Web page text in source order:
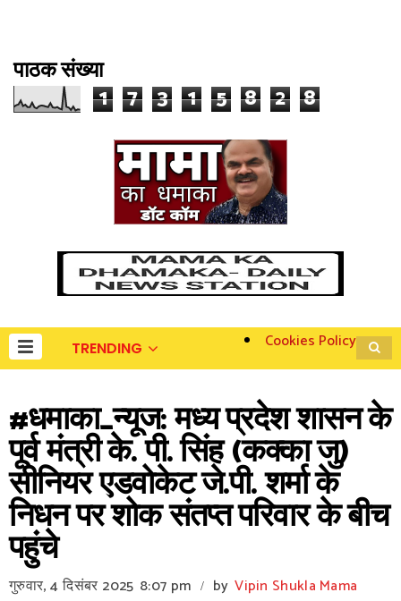
पाठक संख्या
1 7 3 1 5 8 2 8
TRENDING Cookies Policy
#धमाका_न्यूज: मध्य प्रदेश शासन के
पूर्व मंत्री के. पी. सिंह (कक्का जु)
सीनियर एडवोकेट जे.पी. शर्मा के
निधन पर शोक संतप्त परिवार के बीच
पहुंचे
गुरुवार, 4 दिसंबर 2025 8:07 pm / by Vipin Shukla Mama